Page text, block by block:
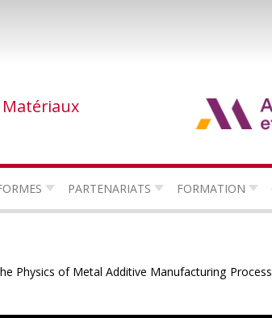
PARTENARIATS FORMATION
Physics of Metal Additive Manufacturing